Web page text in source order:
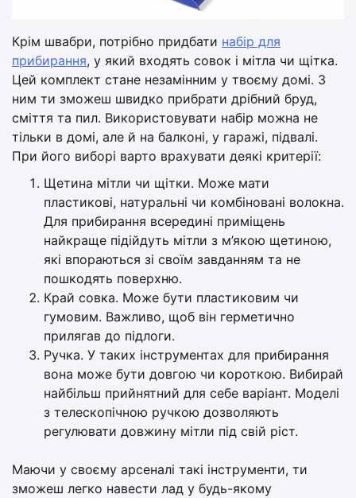
Крім швабри, потрібно придбати набір для
прибирання, у який входять совок і мітла чи щітка.
Цей комплект стане незамінним у твоєму домі. З
ним ти зможеш швидко прибрати дрібний бруд,
сміття та пил. Використовувати набір можна не
тільки в домі, але й на балконі, у гаражі, підвалі.
При його виборі варто врахувати деякі критерії:
Щетина мітли чи щітки. Може мати
пластикові, натуральні чи комбіновані волокна.
Для прибирання всередині приміщень
найкраще підійдуть мітли з м’якою щетиною,
які впораються зі своїм завданням та не
пошкодять поверхню.
Край совка. Може бути пластиковим чи
гумовим. Важливо, щоб він герметично
прилягав до підлоги.
Ручка. У таких інструментах для прибирання
вона може бути довгою чи короткою. Вибирай
найбільш прийнятний для себе варіант. Моделі
з телескопічною ручкою дозволяють
регулювати довжину мітли під свій ріст.
Маючи у своєму арсеналі такі інструменти, ти
зможеш легко навести лад у будь-якому